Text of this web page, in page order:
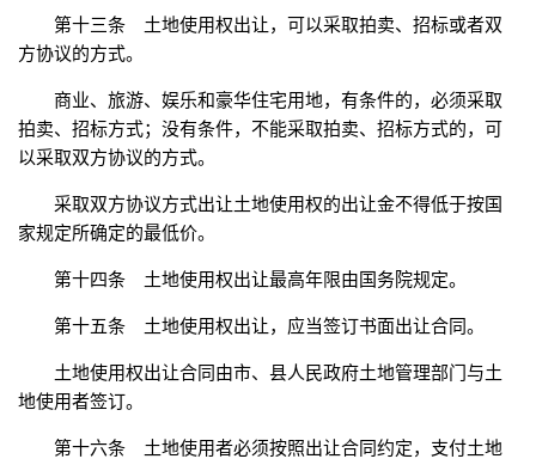
第十三条 土地使用权出让，可以采取拍卖、招标或者双
方协议的方式。
商业、旅游、娱乐和豪华住宅用地，有条件的，必须采取
拍卖、招标方式；没有条件，不能采取拍卖、招标方式的，可
以采取双方协议的方式。
采取双方协议方式出让土地使用权的出让金不得低于按国
家规定所确定的最低价。
第十四条 土地使用权出让最高年限由国务院规定。
第十五条 土地使用权出让，应当签订书面出让合同。
土地使用权出让合同由市、县人民政府土地管理部门与土
地使用者签订。
第十六条 土地使用者必须按照出让合同约定，支付土地